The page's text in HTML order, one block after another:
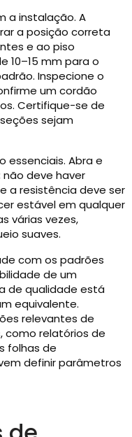
a instalação. A
a posição correta
e ao piso
10–15 mm para o
Inspecione o
um cordão
Certifique-se de
sejam
essenciais. Abra e
deve haver
a resistência deve ser
estável em qualquer
várias vezes,
suaves.
com os padrões
de um
de qualidade está
equivalente.
relevantes de
como relatórios de
folhas de
definir parâmetros